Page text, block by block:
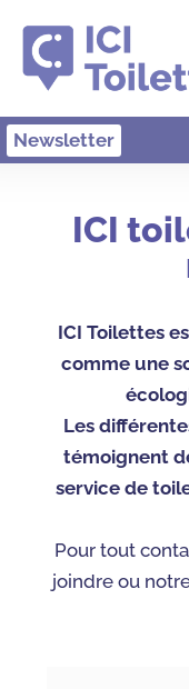
Newsletter
ICI
ICI Toilettes
comme une
Les
témoignent
service de
Pour tout
joindre ou